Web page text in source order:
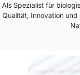
Als Spezialist für
Qualität, Innovation und